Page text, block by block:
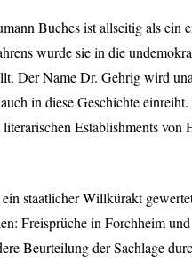
Buches ist allseitig als ein
wurde sie in die
Der Name Dr. Gehrig wird
in diese Geschichte
Establishments
staatlicher Willkürakt
Freisprüche in Forchheim
Beurteilung der Sachlage